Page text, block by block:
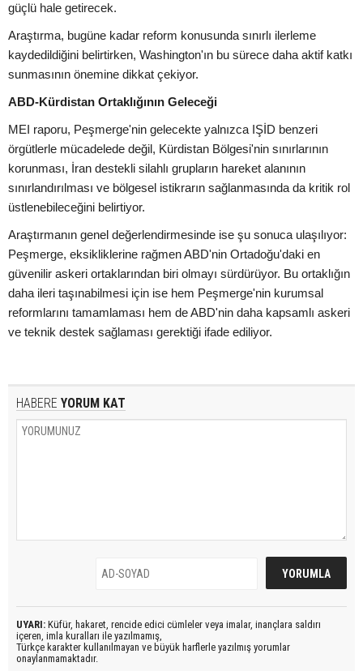
güçlü hale getirecek.
Araştırma, bugüne kadar reform konusunda sınırlı ilerleme
kaydedildiğini belirtirken, Washington'ın bu sürece daha aktif katkı
sunmasının önemine dikkat çekiyor.
ABD-Kürdistan Ortaklığının Geleceği
MEI raporu, Peşmerge'nin gelecekte yalnızca IŞİD benzeri
örgütlerle mücadelede değil, Kürdistan Bölgesi'nin sınırlarının
korunması, İran destekli silahlı grupların hareket alanının
sınırlandırılması ve bölgesel istikrarın sağlanmasında da kritik rol
üstlenebileceğini belirtiyor.
Araştırmanın genel değerlendirmesinde ise şu sonuca ulaşılıyor:
Peşmerge, eksikliklerine rağmen ABD'nin Ortadoğu'daki en
güvenilir askeri ortaklarından biri olmayı sürdürüyor. Bu ortaklığın
daha ileri taşınabilmesi için ise hem Peşmerge'nin kurumsal
reformlarını tamamlaması hem de ABD'nin daha kapsamlı askeri
ve teknik destek sağlaması gerektiği ifade ediliyor.
HABERE YORUM KAT
UYARI: Küfür, hakaret, rencide edici cümleler veya imalar, inançlara saldırı
içeren, imla kuralları ile yazılmamış,
Türkçe karakter kullanılmayan ve büyük harflerle yazılmış yorumlar
onaylanmamaktadır.